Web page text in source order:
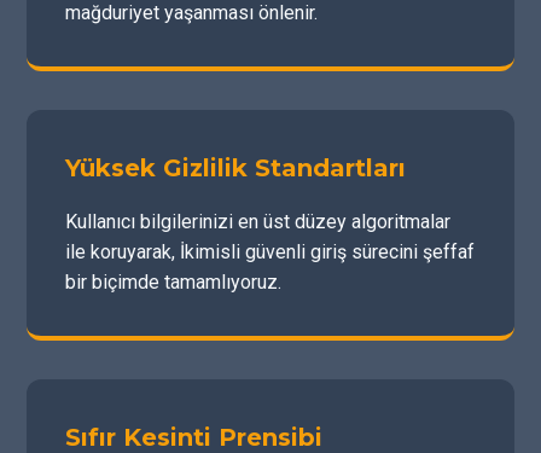
mağduriyet yaşanması önlenir.
Yüksek Gizlilik Standartları
Kullanıcı bilgilerinizi en üst düzey algoritmalar
ile koruyarak, İkimisli güvenli giriş sürecini şeffaf
bir biçimde tamamlıyoruz.
Sıfır Kesinti Prensibi